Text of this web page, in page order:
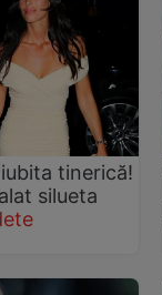
tinerică!
silueta